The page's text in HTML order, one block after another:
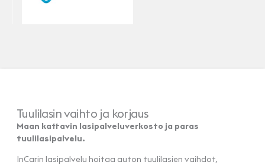
Tuulilasin vaihto ja korjaus
Maan kattavin lasipalveluverkosto ja paras
tuulilasipalvelu.
InCarin lasipalvelu hoitaa auton tuulilasien vaihdot,